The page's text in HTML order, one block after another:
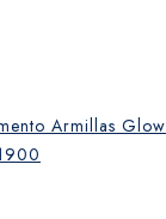
Armillas Glow